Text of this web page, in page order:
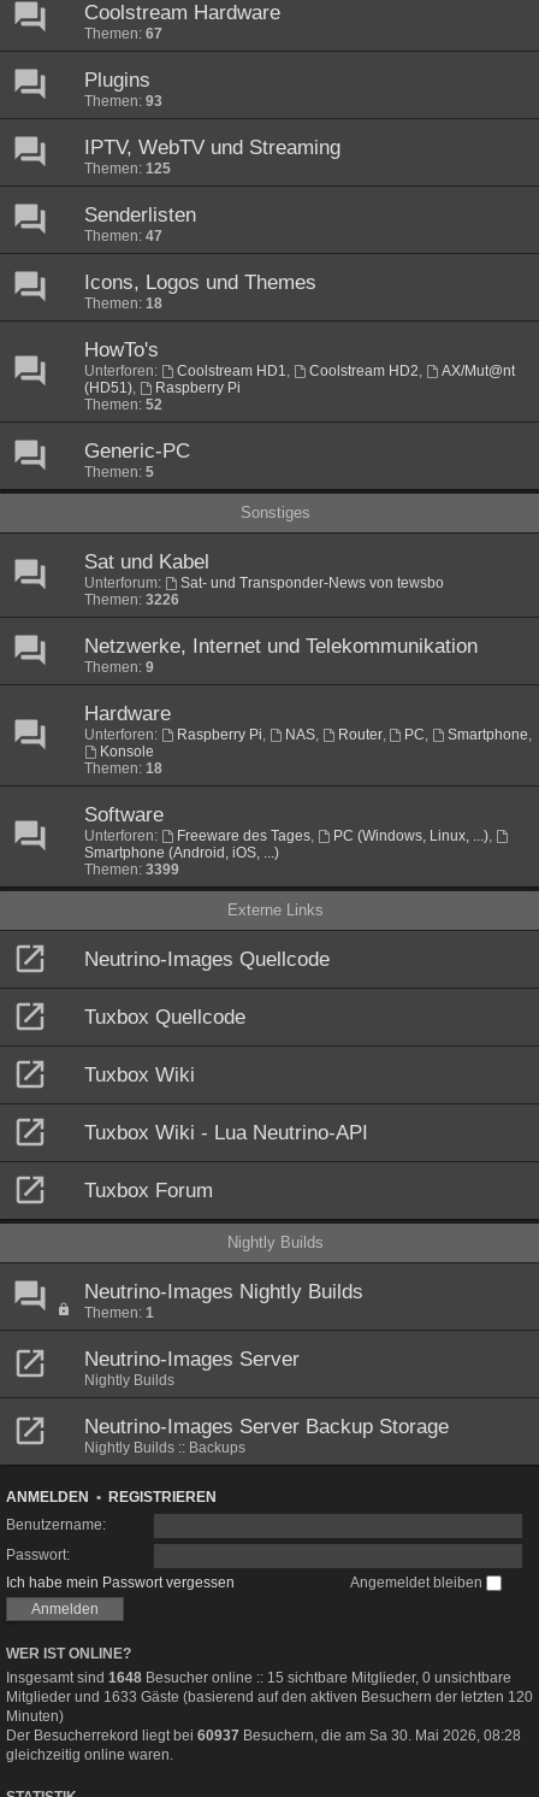
Coolstream Hardware
Themen: 67
Plugins
Themen: 93
IPTV, WebTV und Streaming
Themen: 125
Senderlisten
Themen: 47
Icons, Logos und Themes
Themen: 18
HowTo's
Unterforen: Coolstream HD1, Coolstream HD2,
AX/Mut@nt
(HD51),
Raspberry Pi
Themen: 52
Generic-PC
Themen: 5
Sonstiges
Sat und Kabel
Unterforum:
Sat- und Transponder-News von tewsbo
Themen: 3226
Netzwerke, Internet und Telekommunikation
Themen: 9
Hardware
Unterforen: Raspberry Pi, NAS, Router, PC, Smartphone,
Konsole
Themen: 18
Software
Unterforen: Freeware des Tages, PC (Windows, Linux, ...),
Smartphone (Android, iOS, ...)
Themen: 3399
Externe Links
Neutrino-Images Quellcode
Tuxbox Quellcode
Tuxbox Wiki
Tuxbox Wiki - Lua Neutrino-API
Tuxbox Forum
Nightly Builds
Neutrino-Images Nightly Builds
Themen: 1
Neutrino-Images Server
Nightly Builds
Neutrino-Images Server Backup Storage
Nightly Builds :: Backups
ANMELDEN • REGISTRIEREN
Benutzername:
Passwort:
Ich habe mein Passwort vergessen
Angemeldet bleiben
WER IST ONLINE?
Insgesamt sind 1648 Besucher online :: 15 sichtbare Mitglieder, 0 unsichtbare
Mitglieder und 1633 Gäste (basierend auf den aktiven Besuchern der letzten 120
Minuten)
Der Besucherrekord liegt bei 60937 Besuchern, die am Sa 30. Mai 2026, 08:28
gleichzeitig online waren.